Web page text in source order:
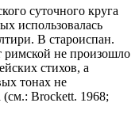
суточного круга
использовалась
В староиспан.
римской не произошло
стихов, а
тонах не
(см.: Brockett. 1968;